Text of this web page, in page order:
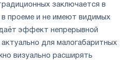
заключается в
проеме и не имеют видимых
эффект непрерывной
для малогабаритных
визуально расширять